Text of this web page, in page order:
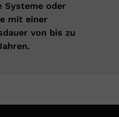
Systeme oder
mit einer
von bis zu